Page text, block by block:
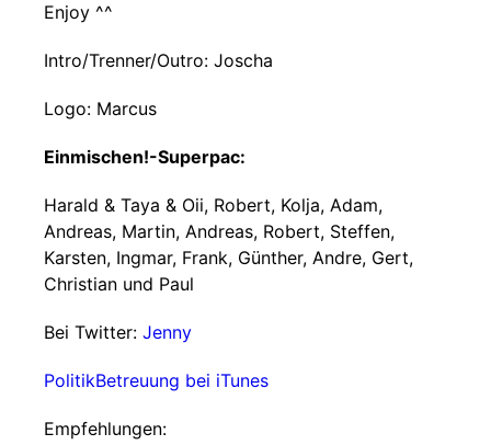
Enjoy ^^
Intro/Trenner/Outro: Joscha
Logo: Marcus
Einmischen!-Superpac:
Harald & Taya & Oii, Robert, Kolja, Adam,
Andreas, Martin, Andreas, Robert, Steffen,
Karsten, Ingmar, Frank, Günther, Andre, Gert,
Christian und Paul
Bei Twitter: Jenny
PolitikBetreuung bei iTunes
Empfehlungen: